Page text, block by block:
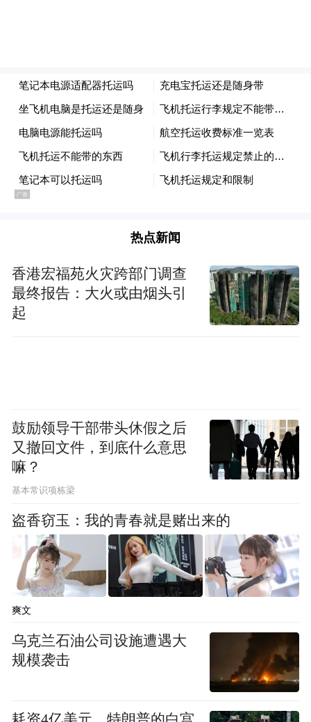
热点新闻
香港宏福苑火灾跨部门调查
最终报告：大火或由烟头引
起
鼓励领导干部带头休假之后
又撤回文件，到底什么意思
嘛？
基本常识项栋梁
盗香窃玉：我的青春就是赌出来的
爽文
乌克兰石油公司设施遭遇大
规模袭击